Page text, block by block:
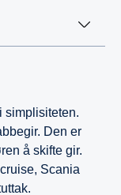
simplisiteten.
Den er
å skifte gir.
Scania